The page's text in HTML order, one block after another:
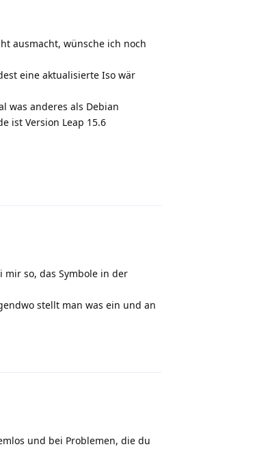
ausmacht, wünsche ich noch
eine aktualisierte Iso wär
was anderes als Debian
ist Version Leap 15.6
so, das Symbole in der
stellt man was ein und an
und bei Problemen, die du